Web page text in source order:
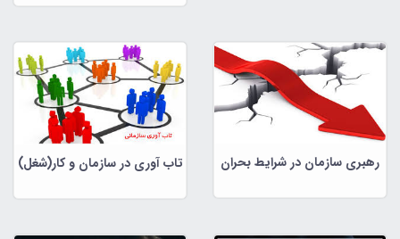
رهبری سازمان در شرایط بحران تاب آوری در سازمان و کار(شغل)